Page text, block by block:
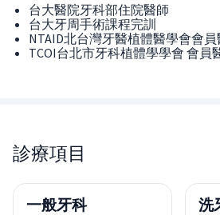
台大醫院牙科部住院醫師
台大牙周手術課程完訓
NTAID北台灣牙醫植體醫學會會員
TCOI台北市牙科植體學學會 會員
診療項目
一般牙科 洗